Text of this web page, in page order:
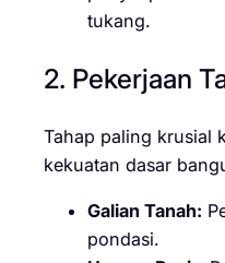
tukang.
2. Pekerjaan
Tahap paling krusial
kekuatan dasar
Galian Tanah:
pondasi.